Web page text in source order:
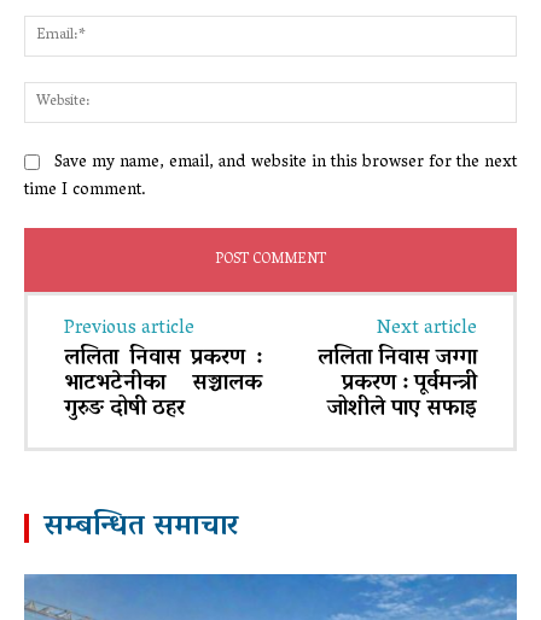
Save my name, email, and website in this browser for the next
time I comment.
Previous article
ललिता निवास प्रकरण :
भाटभटेनीका सञ्चालक
गुरुङ दोषी ठहर
Next article
ललिता निवास जग्गा
प्रकरण : पूर्वमन्त्री
जोशीले पाए सफाइ
सम्बन्धित समाचार